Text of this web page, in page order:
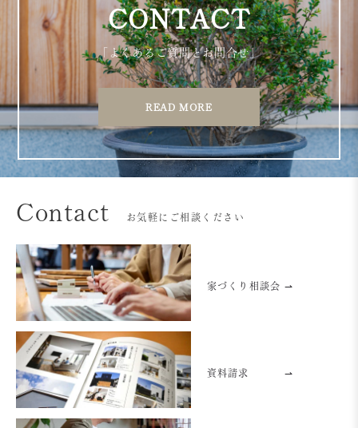
CONTACT
「よくあるご質問とお問合せ」
READ MORE
Contact お気軽にご相談ください
家づくり相談会 ⇀
資料請求 ⇀